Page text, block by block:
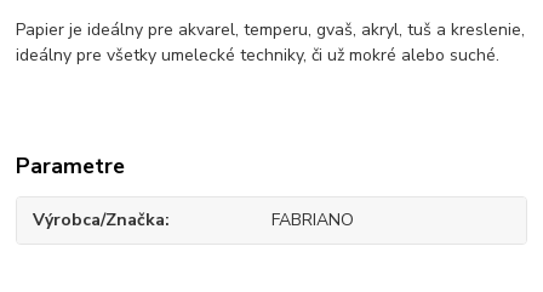
Papier je ideálny pre akvarel, temperu, gvaš, akryl, tuš a kreslenie,
ideálny pre všetky umelecké techniky, či už mokré alebo suché.
Parametre
Výrobca/Značka FABRIANO